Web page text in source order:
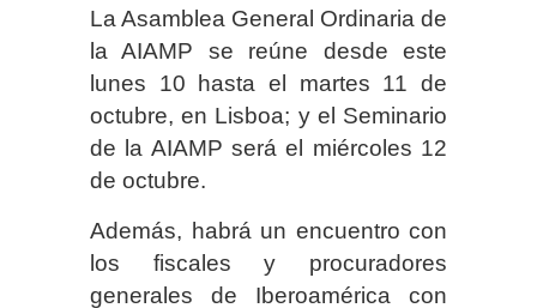
La Asamblea General Ordinaria de
la AIAMP se reúne desde este
lunes 10 hasta el martes 11 de
octubre, en Lisboa; y el Seminario
de la AIAMP será el miércoles 12
de octubre.
Además, habrá un encuentro con
los fiscales y procuradores
generales de Iberoamérica con